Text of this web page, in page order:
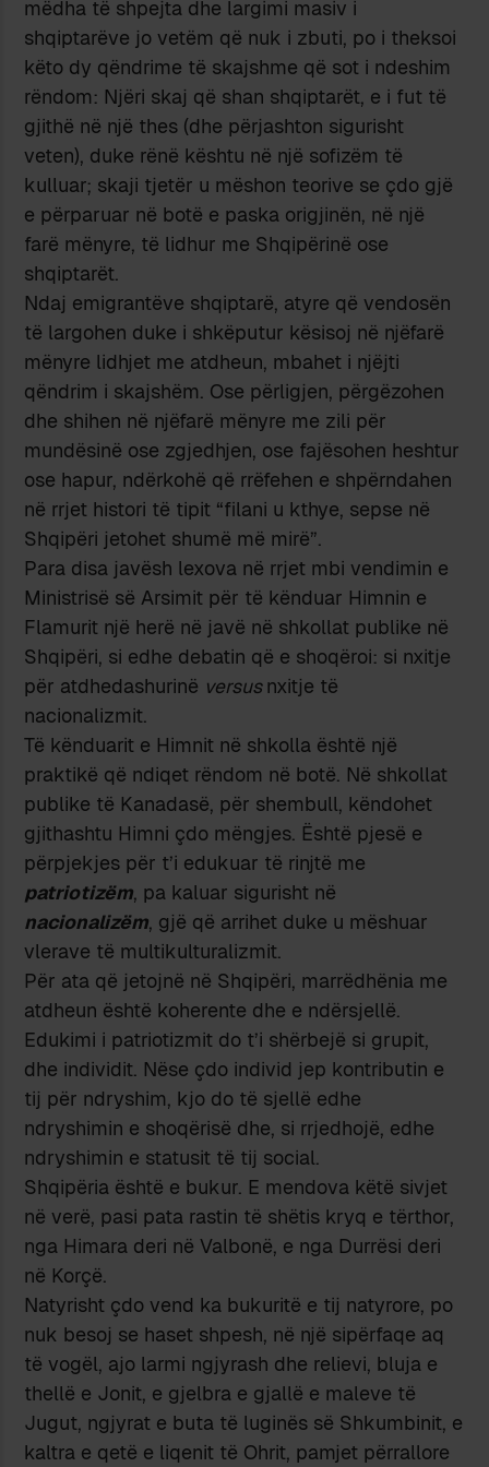
mëdha të shpejta dhe largimi masiv i
shqiptarëve jo vetëm që nuk i zbuti, po i theksoi
këto dy qëndrime të skajshme që sot i ndeshim
rëndom: Njëri skaj që shan shqiptarët, e i fut të
gjithë në një thes (dhe përjashton sigurisht
veten), duke rënë kështu në një sofizëm të
kulluar; skaji tjetër u mëshon teorive se çdo gjë
e përparuar në botë e paska origjinën, në një
farë mënyre, të lidhur me Shqipërinë ose
shqiptarët.
Ndaj emigrantëve shqiptarë, atyre që vendosën
të largohen duke i shkëputur kësisoj në njëfarë
mënyre lidhjet me atdheun, mbahet i njëjti
qëndrim i skajshëm. Ose përligjen, përgëzohen
dhe shihen në njëfarë mënyre me zili për
mundësinë ose zgjedhjen, ose fajësohen heshtur
ose hapur, ndërkohë që rrëfehen e shpërndahen
në rrjet histori të tipit “filani u kthye, sepse në
Shqipëri jetohet shumë më mirë”.
Para disa javësh lexova në rrjet mbi vendimin e
Ministrisë së Arsimit për të kënduar Himnin e
Flamurit një herë në javë në shkollat publike në
Shqipëri, si edhe debatin që e shoqëroi: si nxitje
për atdhedashurinë versusnxitje të
nacionalizmit.
Të kënduarit e Himnit në shkolla është një
praktikë që ndiqet rëndom në botë. Në shkollat
publike të Kanadasë, për shembull, këndohet
gjithashtu Himni çdo mëngjes. Është pjesë e
përpjekjes për t’i edukuar të rinjtë me
patriotizëm, pa kaluar sigurisht në
nacionalizëm, gjë që arrihet duke u mëshuar
vlerave të multikulturalizmit.
Për ata që jetojnë në Shqipëri, marrëdhënia me
atdheun është koherente dhe e ndërsjellë.
Edukimi i patriotizmit do t’i shërbejë si grupit,
dhe individit. Nëse çdo individ jep kontributin e
tij për ndryshim, kjo do të sjellë edhe
ndryshimin e shoqërisë dhe, si rrjedhojë, edhe
ndryshimin e statusit të tij social.
Shqipëria është e bukur. E mendova këtë sivjet
në verë, pasi pata rastin të shëtis kryq e tërthor,
nga Himara deri në Valbonë, e nga Durrësi deri
në Korçë.
Natyrisht çdo vend ka bukuritë e tij natyrore, po
nuk besoj se haset shpesh, në një sipërfaqe aq
të vogël, ajo larmi ngjyrash dhe relievi, bluja e
thellë e Jonit, e gjelbra e gjallë e maleve të
Jugut, ngjyrat e buta të luginës së Shkumbinit, e
kaltra e qetë e liqenit të Ohrit, pamjet përrallore